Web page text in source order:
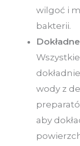
wilgoć i
bakterii.
wody z
aby